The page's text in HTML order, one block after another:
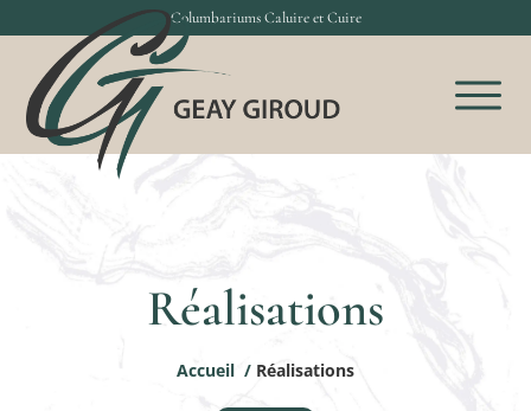
Columbariums Caluire et Cuire
Réalisations
Accueil / Réalisations